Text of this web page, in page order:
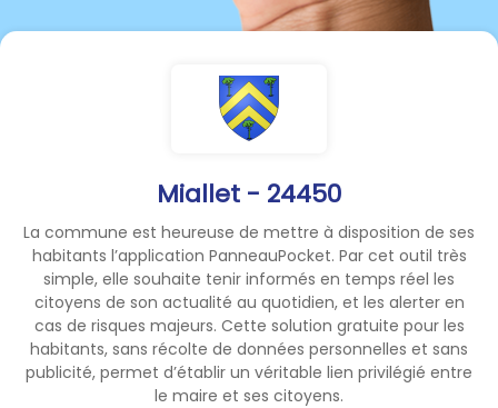
Miallet - 24450
La commune est heureuse de mettre à disposition de ses
habitants l’application PanneauPocket. Par cet outil très
simple, elle souhaite tenir informés en temps réel les
citoyens de son actualité au quotidien, et les alerter en
cas de risques majeurs. Cette solution gratuite pour les
habitants, sans récolte de données personnelles et sans
publicité, permet d’établir un véritable lien privilégié entre
le maire et ses citoyens.